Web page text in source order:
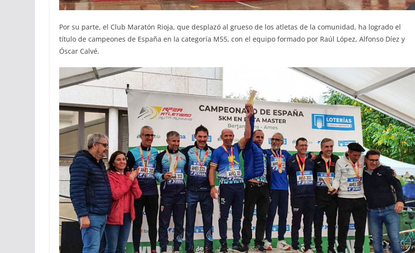
Por su parte, el Club Maratón Rioja, que desplazó al grueso de los atletas de la comunidad, ha logrado el
título de campeones de España en la categoría M55, con el equipo formado por Raúl López, Alfonso Díez y
Óscar Calvé.